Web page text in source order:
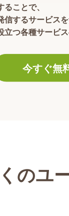
ことで、
信するサービス
立つ各種サービ
今すぐ無
のユ